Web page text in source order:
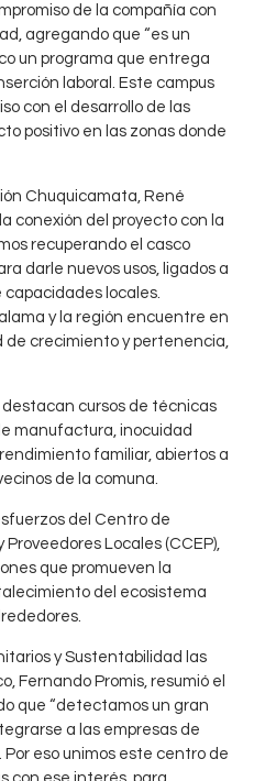
de la compañía con
agregando que “es un
un programa que entrega
laboral. Este campus
con el desarrollo de las
positivo en las zonas donde
Chuquicamata, René
conexión del proyecto con la
recuperando el casco
darle nuevos usos, ligados a
capacidades locales.
y la región encuentre en
crecimiento y pertenencia,
cursos de técnicas
manufactura, inocuidad
familiar, abiertos a
de la comuna.
del Centro de
Locales (CCEP),
que promueven la
del ecosistema
y Sustentabilidad las
Fernando Promis, resumió el
que “detectamos un gran
a las empresas de
eso unimos este centro de